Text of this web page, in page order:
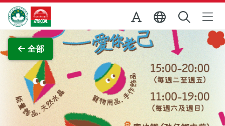
跳至主内容
澳门特别行政区政府旅游局
全部
查看原图